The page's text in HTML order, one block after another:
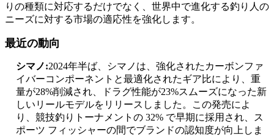
りの種類に対応するだけでなく、世界中で進化する釣り人の
ニーズに対する市場の適応性を強化します。
最近の動向
シマノ:2024年半ば、シマノは、強化されたカーボンファ
イバーコンポーネントと最適化されたギア比により、重
量が28%削減され、ドラグ性能が23%スムーズになった新
しいリールモデルをリリースしました。この発売によ
り、競技釣りトーナメントの 32% で早期に採用され、ス
ポーツ フィッシャーの間でブランドの認知度が向上しま